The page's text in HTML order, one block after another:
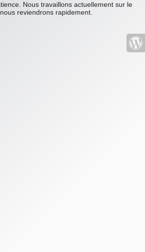
Nous travaillons actuellement sur le
reviendrons rapidement.